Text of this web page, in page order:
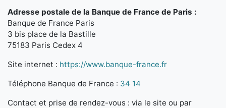
Adresse postale de la Banque de France de Paris :
Banque de France Paris
3 bis place de la Bastille
75183 Paris Cedex 4
Site internet : https://www.banque-france.fr
Téléphone Banque de France : 34 14
Contact et prise de rendez-vous : via le site ou par